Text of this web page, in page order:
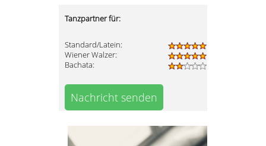
Tanzpartner für:
Standard/Latein:
Wiener Walzer:
Bachata:
Nachricht senden